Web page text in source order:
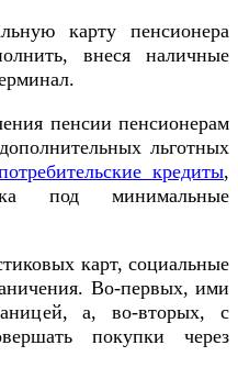
карту пенсионера
внеся наличные
пенсии пенсионерам
льготных
кредиты,
под минимальные
карт, социальные
Во-первых, ими
а, во-вторых, с
покупки через